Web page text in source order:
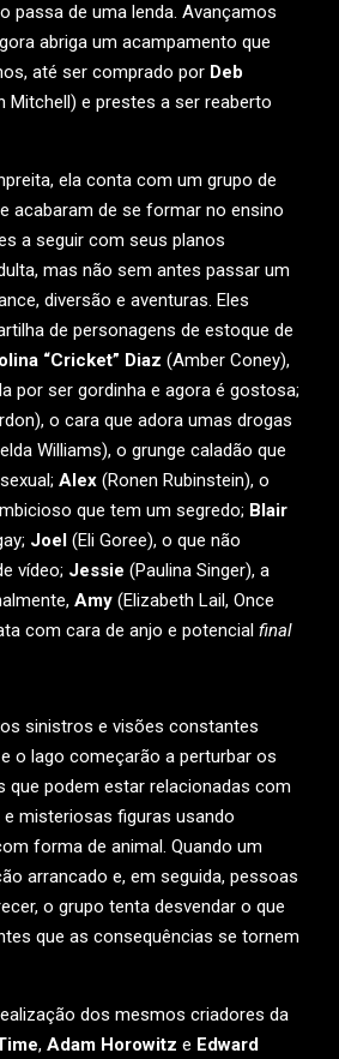
passa de uma lenda. Avançamos
abriga um acampamento que
até ser comprado por Deb
Mitchell) e prestes a ser reaberto
ela conta com um grupo de
acabaram de se formar no ensino
a seguir com seus planos
mas não sem antes passar um
diversão e aventuras. Eles
de personagens de estoque de
“Cricket” Diaz (Amber Coney),
por ser gordinha e agora é gostosa;
o cara que adora umas drogas
Williams), o grunge caladão que
Alex (Ronen Rubinstein), o
que tem um segredo; Blair
Joel (Eli Goree), o que não
vídeo; Jessie (Paulina Singer), a
Amy (Elizabeth Lail, Once
com cara de anjo e potencial final
sinistros e visões constantes
o lago começarão a perturbar os
que podem estar relacionadas com
misteriosas figuras usando
forma de animal. Quando um
arrancado e, em seguida, pessoas
o grupo tenta desvendar o que
que as consequências se tornem
dos mesmos criadores da
, Adam Horowitz e Edward